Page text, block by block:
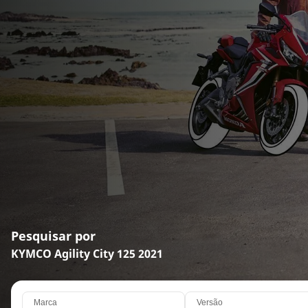
Pesquisar por
KYMCO Agility City 125 2021
Marca Versão